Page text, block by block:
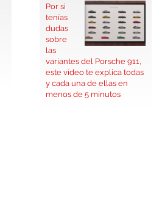
Por si
tenías
dudas
sobre
las
variantes del Porsche 911,
este vídeo te explica todas
y cada una de ellas en
menos de 5 minutos